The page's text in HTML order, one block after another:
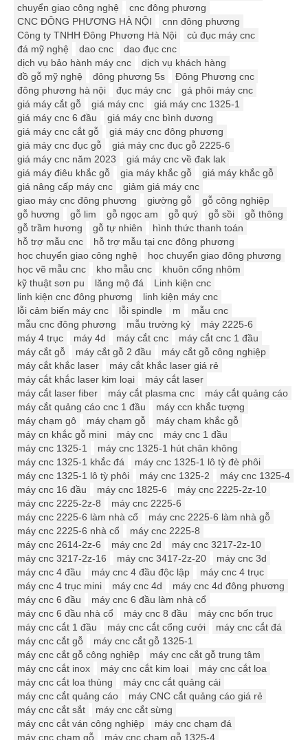
chuyển giao công nghệ
cnc đông phương
CNC ĐÔNG PHƯƠNG HÀ NỘI
cnn đông phương
Công ty TNHH Đông Phương Hà Nội
củ đục máy cnc
đá mỹ nghệ
dao cnc
dao đục cnc
dịch vụ bảo hành máy cnc
dịch vụ khách hàng
đồ gỗ mỹ nghệ
đông phương 5s
Đông Phương cnc
đông phương hà nội
đục máy cnc
gá phôi máy cnc
giá máy cắt gỗ
giá máy cnc
giá máy cnc 1325-1
giá máy cnc 6 đầu
giá máy cnc bình dương
giá máy cnc cắt gỗ
giá máy cnc đông phương
giá máy cnc đục gỗ
giá máy cnc đục gỗ 2225-6
giá máy cnc năm 2023
giá máy cnc về đak lak
giá máy điêu khắc gỗ
gia máy khắc gỗ
giá máy khắc gỗ
giá nâng cấp máy cnc
giảm giá máy cnc
giao máy cnc đông phương
giường gỗ
gỗ công nghiệp
gỗ hương
gỗ lim gỗ ngọc am gỗ quý gỗ sồi
gỗ thông
gỗ trầm hương
gỗ tự nhiên
hình thức thanh toán
hỗ trợ mẫu cnc
hỗ trợ mẫu tại cnc đông phương
học chuyển giao công nghệ
học chuyển giao đông phương
học vẽ mẫu cnc
kho mẫu cnc
khuôn cổng nhôm
kỹ thuật sơn pu
lăng mộ đá
Linh kiện cnc
linh kiện cnc đông phương
linh kiện máy cnc
lỗi cảm biến máy cnc
lỗi spindle m
mẫu cnc
mẫu cnc đông phương
mẫu trường kỷ
máy 2225-6
máy 4 trục
máy 4d máy cắt cnc
máy cắt cnc 1 đầu
máy cắt gỗ
máy cắt gỗ 2 đầu
máy cắt gỗ công nghiệp
máy cắt khắc laser
máy cắt khắc laser giá rẻ
máy cắt khắc laser kim loại
máy cắt laser
máy cắt laser fiber
máy cắt plasma cnc
máy cắt quảng cáo
máy cắt quảng cáo cnc 1 đầu
máy ccn khắc tượng
máy chạm gô
máy chạm gỗ
máy chạm khắc gỗ
máy cn khắc gỗ mini
máy cnc
máy cnc 1 đầu
máy cnc 1325-1
máy cnc 1325-1 hút chân không
máy cnc 1325-1 khắc đá
máy cnc 1325-1 lô tỳ đè phôi
máy cnc 1325-1 lô tỳ phôi
máy cnc 1325-2
máy cnc 1325-4
máy cnc 16 đầu
máy cnc 1825-6
máy cnc 2225-2z-10
máy cnc 2225-2z-8
máy cnc 2225-6
máy cnc 2225-6 làm nhà cổ
máy cnc 2225-6 làm nhà gỗ
máy cnc 2225-6 nhà cổ
máy cnc 2225-8
máy cnc 2614-2z-6
máy cnc 2d
máy cnc 3217-2z-10
máy cnc 3217-2z-16
máy cnc 3417-2z-20
máy cnc 3d
máy cnc 4 đầu
máy cnc 4 đầu độc lập
máy cnc 4 trục
máy cnc 4 trục mini
máy cnc 4d
máy cnc 4d đông phương
máy cnc 6 đầu
máy cnc 6 đầu làm nhà cổ
máy cnc 6 đầu nhà cổ
máy cnc 8 đầu
máy cnc bốn trục
máy cnc cắt 1 đầu
máy cnc cắt cổng cưới
máy cnc cắt đá
máy cnc cắt gỗ
máy cnc cắt gỗ 1325-1
máy cnc cắt gỗ công nghiệp
máy cnc cắt gỗ trung tâm
máy cnc cắt inox
máy cnc cắt kim loại
máy cnc cắt loa
máy cnc cắt loa thùng
máy cnc cắt quảng cái
máy cnc cắt quảng cáo
máy CNC cắt quảng cáo giá rẻ
máy cnc cắt sắt
máy cnc cắt sừng
máy cnc cắt ván công nghiệp
máy cnc chạm đá
máy cnc chạm gỗ
máy cnc chạm gỗ 1325-4